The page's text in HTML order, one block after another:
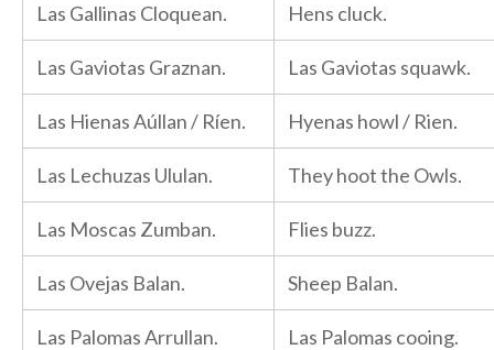
Las Gallinas Cloquean. Hens cluck.
Las Gaviotas Graznan. Las Gaviotas squawk.
Las Hienas Aúllan / Ríen. Hyenas howl / Rien.
Las Lechuzas Ululan. They hoot the Owls.
Las Moscas Zumban. Flies buzz.
Las Ovejas Balan. Sheep Balan.
Las Palomas Arrullan. Las Palomas cooing.